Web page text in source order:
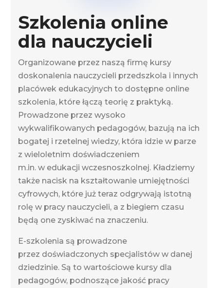
Szkolenia online
dla nauczycieli
Organizowane przez naszą firmę kursy
doskonalenia nauczycieli przedszkola i innych
placówek edukacyjnych to dostępne online
szkolenia, które łączą teorię z praktyką.
Prowadzone przez wysoko
wykwalifikowanych pedagogów, bazują na ich
bogatej i rzetelnej wiedzy, która idzie w parze
z wieloletnim doświadczeniem
m.in. w edukacji wczesnoszkolnej. Kładziemy
także nacisk na kształtowanie umiejętności
cyfrowych, które już teraz odgrywają istotną
rolę w pracy nauczycieli, a z biegiem czasu
będą one zyskiwać na znaczeniu.
E-szkolenia są prowadzone
przez doświadczonych specjalistów w danej
dziedzinie. Są to wartościowe kursy dla
pedagogów, podnoszące jakość pracy